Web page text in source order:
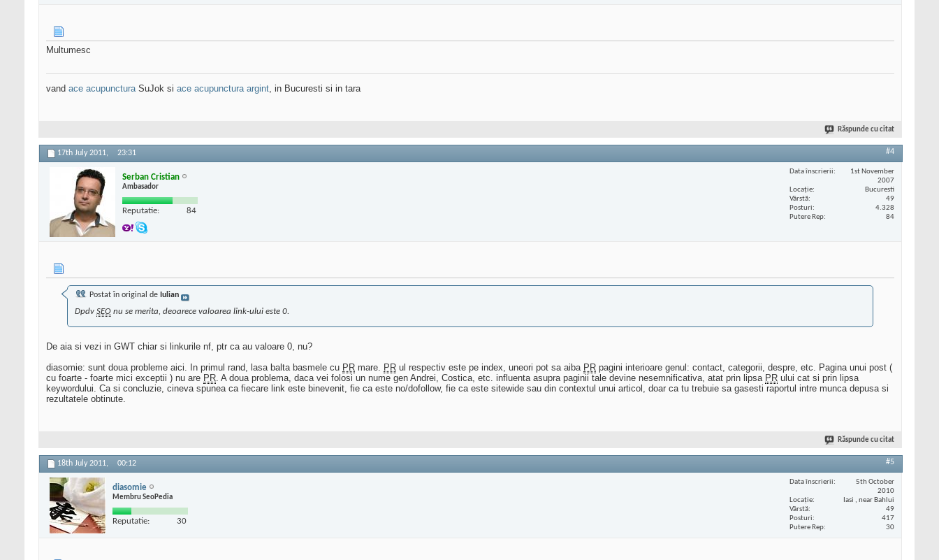
Multumesc
vand ace acupuncturaSuJok si ace acupunctura argint, in Bucuresti si in tara
Răspunde cu citat
17th July 2011, 23:31 #4
Serban Cristian
Ambasador
Reputatie: 84
Data înscrierii
1st November
2007
Locaţie
Bucuresti
Vârstă
49
Posturi
4.328
Putere Rep
84
Postat în original de Iulian
Dpdv SEO nu se merita, deoarece valoarea link-ului este 0.
De aia si vezi in GWT chiar si linkurile nf, ptr ca au valoare 0, nu?
diasomie: sunt doua probleme aici. In primul rand, lasa balta basmele cu PR mare. PR ul respectiv este pe index, uneori pot sa aiba PR pagini interioare genul: contact, categorii, despre, etc. Pagina unui post (
cu foarte - foarte mici exceptii ) nu are PR. A doua problema, daca vei folosi un nume gen Andrei, Costica, etc. influenta asupra paginii tale devine nesemnificativa, atat prin lipsa PR ului cat si prin lipsa
keywordului. Ca si concluzie, cineva spunea ca fiecare link este binevenit, fie ca este no/dofollow, fie ca este sitewide sau din contextul unui articol, doar ca tu trebuie sa gasesti raportul intre munca depusa si
rezultatele obtinute.
Răspunde cu citat
18th July 2011, 00:12 #5
diasomie
Membru SeoPedia
Reputatie: 30
Data înscrierii
5th October
2010
Locaţie
Iasi , near Bahlui
Vârstă
49
Posturi
417
Putere Rep
30